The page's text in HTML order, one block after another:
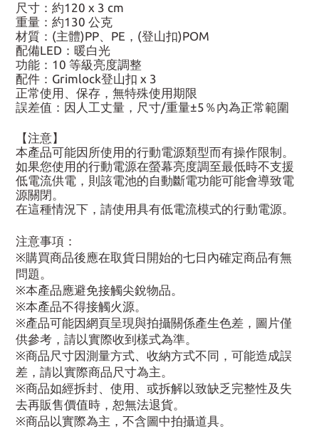
尺寸：約120 x 3 cm
重量：約130 公克
材質：(主體)PP、PE，(登山扣)POM
配備LED：暖白光
功能：10 等級亮度調整
配件：Grimlock登山扣 x 3
正常使用、保存，無特殊使用期限
誤差值：因人工丈量，尺寸/重量±5％內為正常範圍
【注意】
本產品可能因所使用的行動電源類型而有操作限制。
如果您使用的行動電源在螢幕亮度調至最低時不支援
低電流供電，則該電池的自動斷電功能可能會導致電
源關閉。
在這種情況下，請使用具有低電流模式的行動電源。
注意事項：
※購買商品後應在取貨日開始的七日內確定商品有無
問題。
※本產品應避免接觸尖銳物品。
※本產品不得接觸火源。
※產品可能因網頁呈現與拍攝關係產生色差，圖片僅
供參考，請以實際收到樣式為準。
※商品尺寸因測量方式、收納方式不同，可能造成誤
差，請以實際商品尺寸為主。
※商品如經拆封、使用、或拆解以致缺乏完整性及失
去再販售價值時，恕無法退貨。
※商品以實際為主，不含圖中拍攝道具。